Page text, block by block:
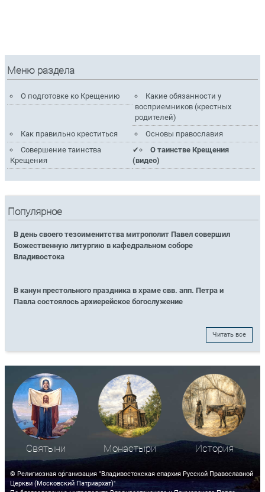
Меню раздела
О подготовке ко Крещению
Какие обязанности у
восприемников (крестных
родителей)
Как правильно креститься
Основы православия
Совершение таинства
Крещения
О таинстве Крещения
(видео)
Популярное
В день своего тезоименитства митрополит Павел совершил
Божественную литургию в кафедральном соборе
Владивостока
В канун престольного праздника в храме свв. апп. Петра и
Павла состоялось архиерейское богослужение
Читать все
Святыни Монастыри История
© Религиозная организация "Владивостокская епархия Русской Православной
Церкви (Московский Патриархат)"